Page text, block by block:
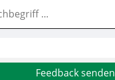
Feedback senden